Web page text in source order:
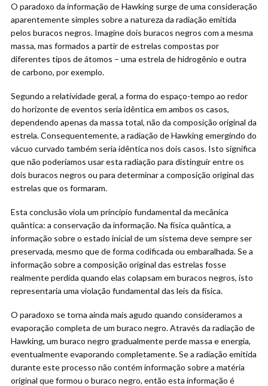
O paradoxo da informação de Hawking surge de uma consideração
aparentemente simples sobre a natureza da radiação emitida
pelos buracos negros. Imagine dois buracos negros com a mesma
massa, mas formados a partir de estrelas compostas por
diferentes tipos de átomos – uma estrela de hidrogênio e outra
de carbono, por exemplo.
Segundo a relatividade geral, a forma do espaço-tempo ao redor
do horizonte de eventos seria idêntica em ambos os casos,
dependendo apenas da massa total, não da composição original da
estrela. Consequentemente, a radiação de Hawking emergindo do
vácuo curvado também seria idêntica nos dois casos. Isto significa
que não poderíamos usar esta radiação para distinguir entre os
dois buracos negros ou para determinar a composição original das
estrelas que os formaram.
Esta conclusão viola um princípio fundamental da mecânica
quântica: a conservação da informação. Na física quântica, a
informação sobre o estado inicial de um sistema deve sempre ser
preservada, mesmo que de forma codificada ou embaralhada. Se a
informação sobre a composição original das estrelas fosse
realmente perdida quando elas colapsam em buracos negros, isto
representaria uma violação fundamental das leis da física.
O paradoxo se torna ainda mais agudo quando consideramos a
evaporação completa de um buraco negro. Através da radiação de
Hawking, um buraco negro gradualmente perde massa e energia,
eventualmente evaporando completamente. Se a radiação emitida
durante este processo não contém informação sobre a matéria
original que formou o buraco negro, então esta informação é